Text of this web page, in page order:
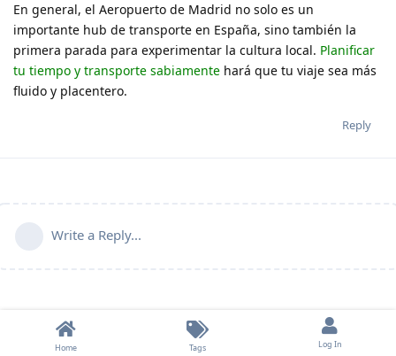
En general, el Aeropuerto de Madrid no solo es un
importante hub de transporte en España, sino también la
primera parada para experimentar la cultura local. Planificar
tu tiempo y transporte sabiamente hará que tu viaje sea más
fluido y placentero.
Reply
Write a Reply...
Home Tags Log In